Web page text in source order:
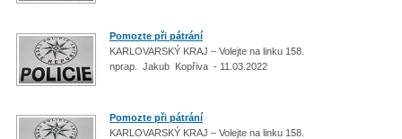
Pomozte při pátrání
KARLOVARSKÝ KRAJ – Volejte na linku 158.
nprap. Jakub Kopřiva - 11.03.2022
Pomozte při pátrání
KARLOVARSKÝ KRAJ – Volejte na linku 158.